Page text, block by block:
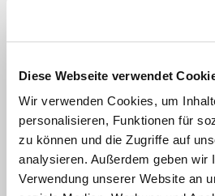
Diese Webseite verwendet
Wir verwenden Cookies, um
personalisieren, Funktionen für
zu können und die Zugriffe auf
analysieren. Außerdem geben wir
Verwendung unserer Website an
Advance Care Planning:
Behandlungen, Sterbeort
Vorausplanungsinstrumente
von Bewohner:innen in 44
stationären
2023)
Änderungen der Kultur in